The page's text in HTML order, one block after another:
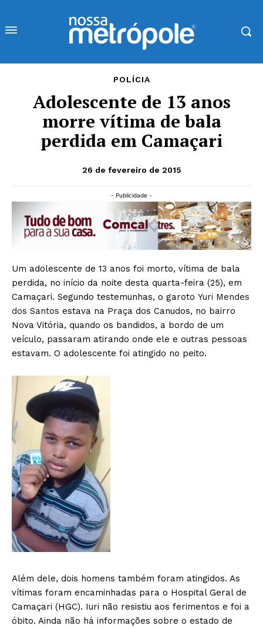
POLÍCIA
Adolescente de 13 anos
morre vítima de bala
perdida em Camaçari
26 de fevereiro de 2015
- Publicidade -
Um adolescente de 13 anos foi morto, vítima de bala
perdida, no início da noite desta quarta-feira (25), em
Camaçari. Segundo testemunhas, o garoto Yuri Mendes
dos Santos estava na Praça dos Canudos, no bairro
Nova Vitória, quando os bandidos, a bordo de um
veículo, passaram atirando onde ele e outras pessoas
estavam. O adolescente foi atingido no peito.
Além dele, dois homens também foram atingidos. As
vítimas foram encaminhadas para o Hospital Geral de
Camaçari (HGC). Iuri não resistiu aos ferimentos e foi a
óbito. Ainda não há informações sobre o estado de